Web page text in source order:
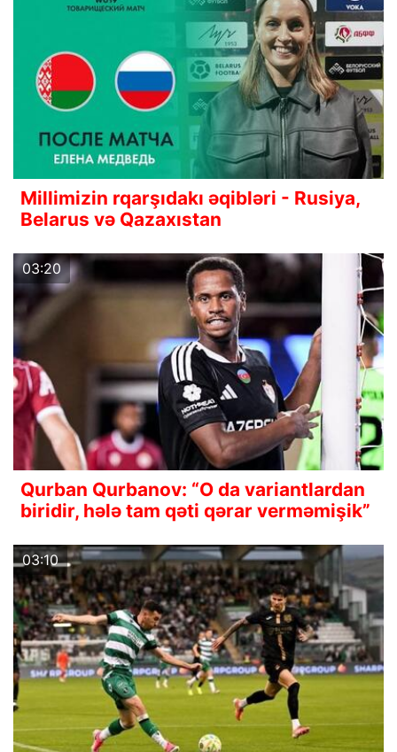
Millimizin rqarşıdakı əqibləri - Rusiya,
Belarus və Qazaxıstan
03:20
Qurban Qurbanov: “O da variantlardan
biridir, hələ tam qəti qərar verməmişik”
03:10